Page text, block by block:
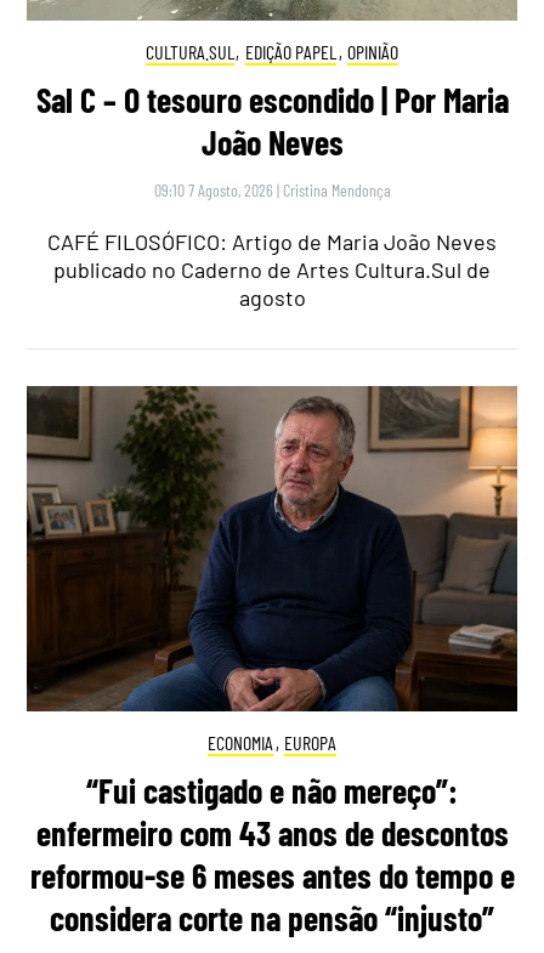
CULTURA.SUL , EDIÇÃO PAPEL , OPINIÃO
Sal C – O tesouro escondido | Por Maria
João Neves
09:10 7 Agosto, 2026 | Cristina Mendonça
CAFÉ FILOSÓFICO: Artigo de Maria João Neves
publicado no Caderno de Artes Cultura.Sul de
agosto
ECONOMIA , EUROPA
“Fui castigado e não mereço”:
enfermeiro com 43 anos de descontos
reformou-se 6 meses antes do tempo e
considera corte na pensão “injusto”